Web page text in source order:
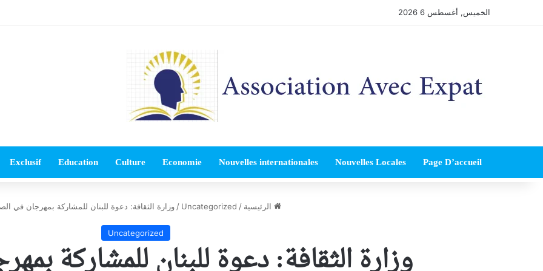
الخميس, أغسطس 6 2026
Page D’accueil
Nouvelles Locales
Nouvelles internationales
Economie
Culture
Education
Exclusif
الرئيسية /
Uncategorized
/ وزارة الثقافة: دعوة للبنان للمشاركة بمهرجان في
Uncategorized
وزارة الثقافة: دعوة للبنان للمشاركة